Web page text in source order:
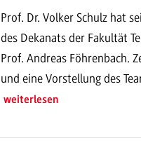
Prof. Dr. Volker Schulz hat
des Dekanats der Fakultät
Prof. Andreas Föhrenbach.
und eine Vorstellung des
weiterlesen